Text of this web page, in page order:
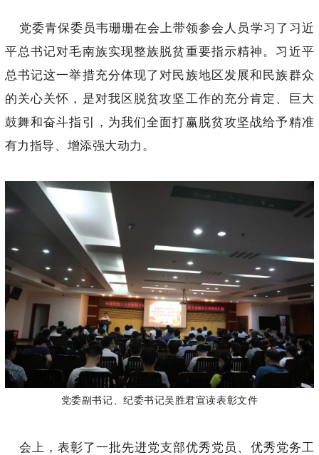
党委青保委员韦珊珊在会上带领参会人员学习了习近
平总书记对毛南族实现整族脱贫重要指示精神。习近平
总书记这一举措充分体现了对民族地区发展和民族群众
的关心关怀，是对我区脱贫攻坚工作的充分肯定、巨大
鼓舞和奋斗指引，为我们全面打赢脱贫攻坚战给予精准
有力指导、增添强大动力。
党委副书记、纪委书记吴胜君宣读表彰文件
会上，表彰了一批先进党支部优秀党员、优秀党务工